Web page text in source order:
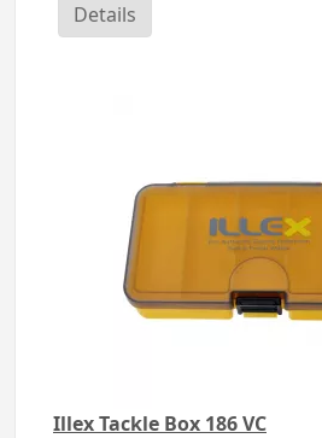
Details
Illex Tackle Box 186 VC